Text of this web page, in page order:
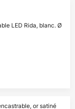
LED Rida, blanc. Ø
or satiné